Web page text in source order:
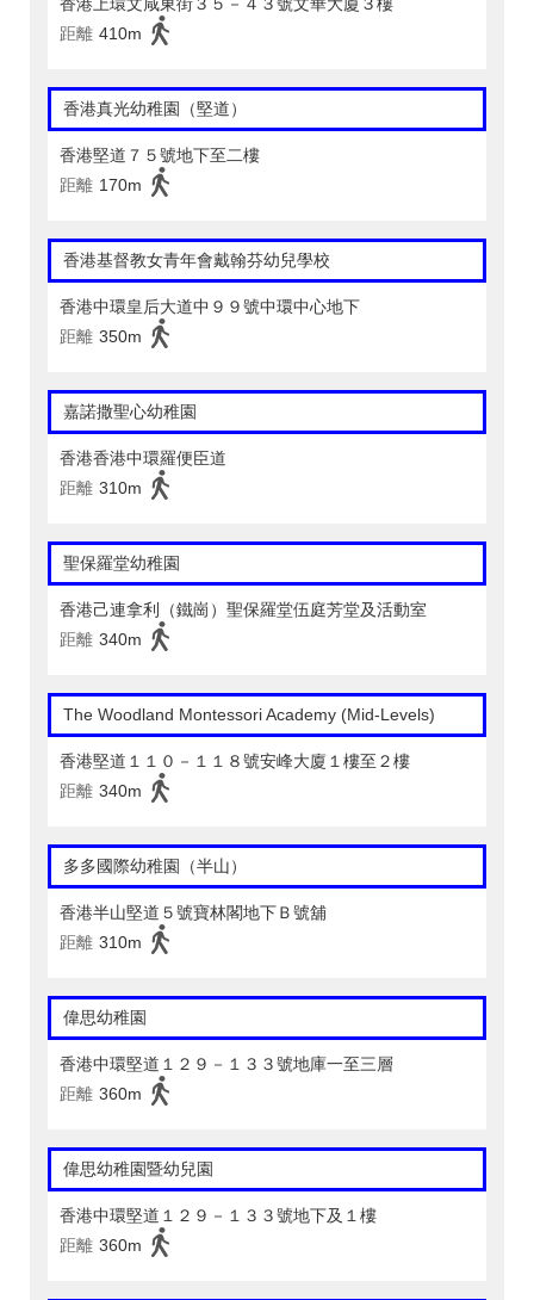
香港上環文咸東街３５－４３號文華大廈３樓
距離 410m
香港真光幼稚園（堅道）
香港堅道７５號地下至二樓
距離 170m
香港基督教女青年會戴翰芬幼兒學校
香港中環皇后大道中９９號中環中心地下
距離 350m
嘉諾撒聖心幼稚園
香港香港中環羅便臣道
距離 310m
聖保羅堂幼稚園
香港己連拿利（鐵崗）聖保羅堂伍庭芳堂及活動室
距離 340m
The Woodland Montessori Academy (Mid-Levels)
香港堅道１１０－１１８號安峰大廈１樓至２樓
距離 340m
多多國際幼稚園（半山）
香港半山堅道５號寶林閣地下Ｂ號舖
距離 310m
偉思幼稚園
香港中環堅道１２９－１３３號地庫一至三層
距離 360m
偉思幼稚園暨幼兒園
香港中環堅道１２９－１３３號地下及１樓
距離 360m